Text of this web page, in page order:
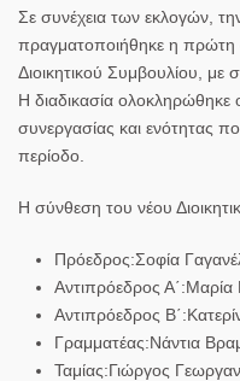
Σε συνέχεια των εκλογών,
πραγματοποιήθηκε η πρώτη
Διοικητικού Συμβουλίου,
Η διαδικασία ολοκληρώθηκε
συνεργασίας και ενότητας
περίοδο.
Η σύνθεση του νέου
Πρόεδρος:Σοφία
Αντιπρόεδρος Α΄:Μαρία
Αντιπρόεδρος Β΄:
Γραμματέας:Νάντια
Ταμίας:Γιώργος